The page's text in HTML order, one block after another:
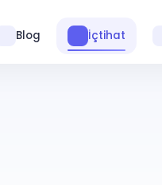
Blog İçtihat